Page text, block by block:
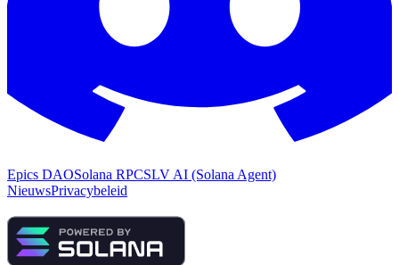
Epics DAOSolana RPCSLV AI (Solana Agent)
NieuwsPrivacybeleid